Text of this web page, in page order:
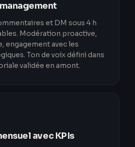
et DM sous 4 h
Modération proactive,
engagement avec les
Ton de voix défini dans
validée en amont.
avec KPIs